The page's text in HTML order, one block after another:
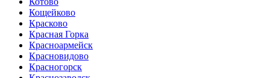
Кощейково
Красково
Красная Горка
Красноармейск
Красновидово
Красногорск